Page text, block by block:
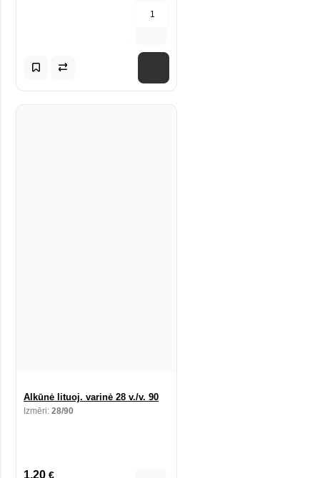
Alkūnė lituoj. varinė 28 v./v. 90
Izmēri: 28/90
1,20 €